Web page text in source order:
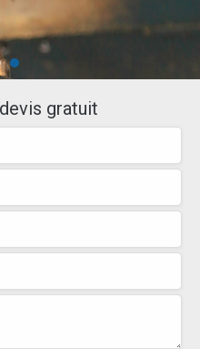
gratuit